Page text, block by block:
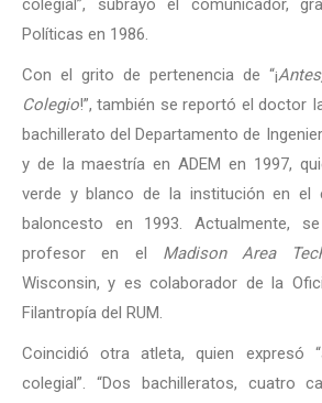
colegial”, subrayó el comunicador,
Políticas en 1986.
Con el grito de pertenencia de “¡
Colegio!”, también se reportó el doctor
bachillerato del Departamento de
y de la maestría en ADEM en 1997,
verde y blanco de la institución en el
baloncesto en 1993. Actualmente,
profesor en el Madison Area
Wisconsin, y es colaborador de la
Filantropía del RUM.
Coincidió otra atleta, quien expresó
colegial”. “Dos bachilleratos, cuatro